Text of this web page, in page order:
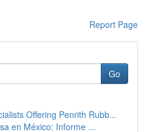
Report Page
Go
Offering Penrith Rubb...
en México: Informe ...